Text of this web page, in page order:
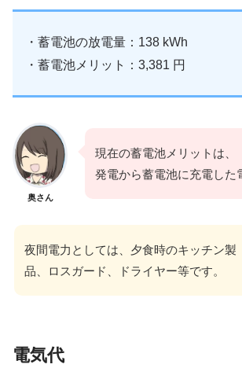
・蓄電池の放電量：138 kWh
・蓄電池メリット：3,381 円
奥さん
現在の蓄電池メリットは、
発電から蓄電池に充電した
夜間電力としては、夕食時のキッチン製
品、ロスガード、ドライヤー等です。
電気代